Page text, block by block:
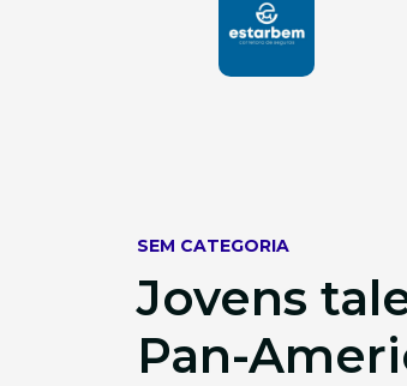
SEM CATEGORIA
Jovens
Pan-